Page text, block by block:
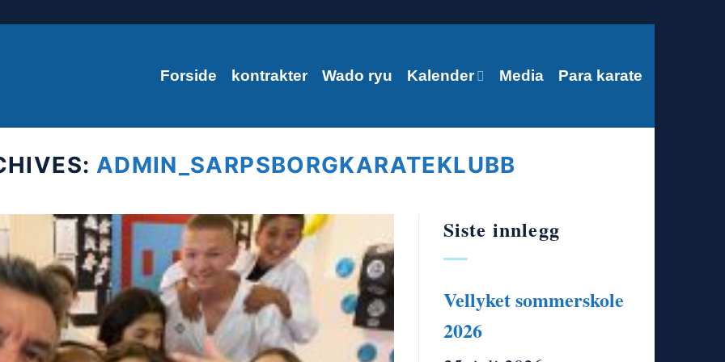
Forside kontrakter Wado ryu Kalender Media Para karate
ADMIN_SARPSBORGKARATEKLUBB
29
Siste innlegg
Vellyket sommerskole
2026